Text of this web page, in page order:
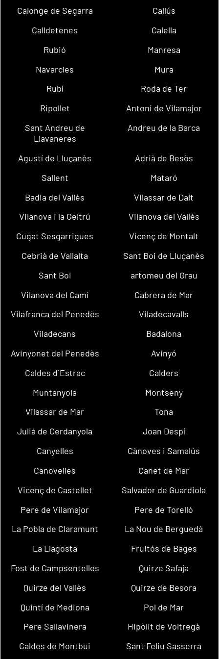
Calonge de Segarra
Callús
Calldetenes
Calella
Rubió
Manresa
Navarcles
Mura
Rubí
Roda de Ter
Ripollet
Antoni de Vilamajor
Sant Andreu de
Llavaneres
Andreu de la Barca
Agustí de Lluçanès
Adrià de Besòs
Sallent
Mataró
Badia del Vallès
Vilassar de Dalt
Vilanova i la Geltrú
Vilanova del Vallès
Cugat Sesgarrigues
Vicenç de Montalt
Cebrià de Vallalta
Sant Boi de Lluçanès
Sant Boi
artomeu del Grau
Vilanova del Camí
Cabrera de Mar
Vilafranca del Penedès
Viladecavalls
Viladecans
Badalona
Avinyonet del Penedès
Avinyó
Caldes d´Estrac
Calders
Muntanyola
Montseny
Vilassar de Mar
Tona
Julià de Cerdanyola
Joan Despí
Canyelles
Cànoves i Samalús
Canovelles
Canet de Mar
Vicenç de Castellet
Salvador de Guardiola
Pere de Vilamajor
Pere de Torelló
La Pobla de Claramunt
La Nou de Berguedà
La Llagosta
Fruitós de Bages
Fost de Campsentelles
Quirze Safaja
Quirze del Vallès
Quirze de Besora
Quintí de Mediona
Pol de Mar
Pere Sallavinera
Hipòlit de Voltregà
Caldes de Montbui
Sant Feliu Sasserra